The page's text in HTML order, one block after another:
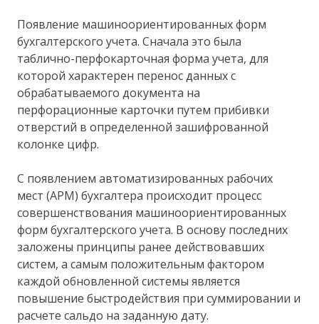
Появление машиноориентированных форм
бухгалтерского учета. Сначала это была
таблично-перфокарточная форма учета, для
которой характерен перенос данных с
обрабатываемого документа на
перфорационные карточки путем прибивки
отверстий в определенной зашифрованной
колонке цифр.
С появлением автоматизированных рабочих
мест (АРМ) бухгалтера происходит процесс
совершенствования машиноориентированных
форм бухгалтерского учета. В основу последних
заложены принципы ранее действовавших
систем, а самым положительным фактором
каждой обновленной системы является
повышение быстродействия при суммировании и
расчете сальдо на заданную дату.